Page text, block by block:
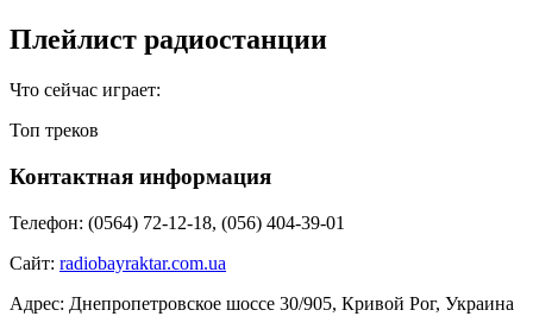
Плейлист радиостанции
Что сейчас играет:
Топ треков
Контактная информация
Телефон: (0564) 72-12-18, (056) 404-39-01
Сайт: radiobayraktar.com.ua
Адрес: Днепропетровское шоссе 30/905, Кривой Рог, Украина